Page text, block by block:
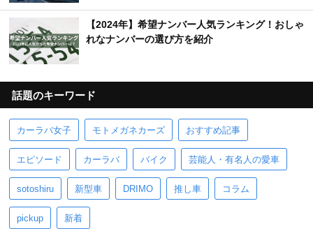
【2024年】希望ナンバー人気ランキング！おしゃ
れなナンバーの選び方を紹介
話題のキーワード
カーラバ女子 モトメガネカーズ おすすめ記事
エピソード カーラバ バイク 芸能人・有名人の愛車
sotoshiru 新型車 DRIMO 推し車 コラム
pickup 新着